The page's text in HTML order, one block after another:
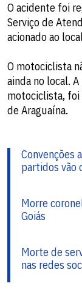
O acidente foi
Serviço de
acionado ao
O motociclista
ainda no local.
motociclista, foi
de Araguaína.
Convenções
partidos vão
Morre
Goiás
Morte de
nas redes